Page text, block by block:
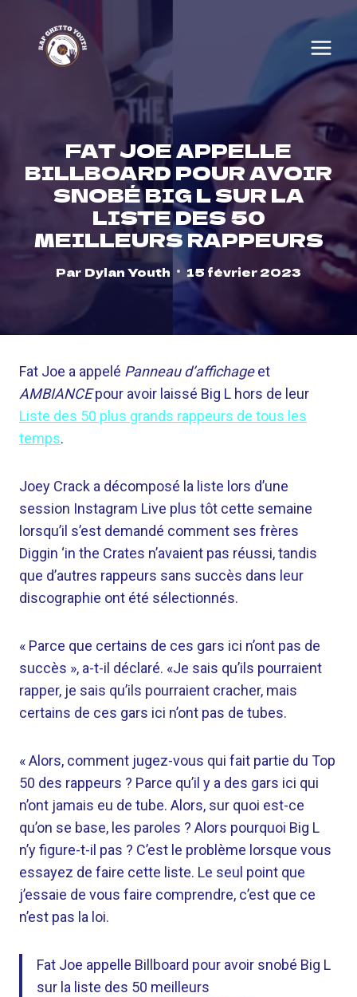
content
FAT JOE APPELLE
BILLBOARD POUR AVOIR
SNOBÉ BIG L SUR LA
LISTE DES 50
MEILLEURS RAPPEURS
Par Dylan Youth 15 février 2023
Fat Joe a appelé Panneau d’affichageet
AMBIANCEpour avoir laissé Big L hors de leur
Liste des 50 plus grands rappeurs de tous les
temps.
Joey Crack a décomposé la liste lors d’une
session Instagram Live plus tôt cette semaine
lorsqu’il s’est demandé comment ses frères
Diggin ‘in the Crates n’avaient pas réussi, tandis
que d’autres rappeurs sans succès dans leur
discographie ont été sélectionnés.
« Parce que certains de ces gars ici n’ont pas de
succès », a-t-il déclaré. «Je sais qu’ils pourraient
rapper, je sais qu’ils pourraient cracher, mais
certains de ces gars ici n’ont pas de tubes.
« Alors, comment jugez-vous qui fait partie du Top
50 des rappeurs ? Parce qu’il y a des gars ici qui
n’ont jamais eu de tube. Alors, sur quoi est-ce
qu’on se base, les paroles ? Alors pourquoi Big L
n’y figure-t-il pas ? C’est le problème lorsque vous
essayez de faire cette liste. Le seul point que
j’essaie de vous faire comprendre, c’est que ce
n’est pas la loi.
Fat Joe appelle Billboard pour avoir snobé Big L
sur la liste des 50 meilleurs